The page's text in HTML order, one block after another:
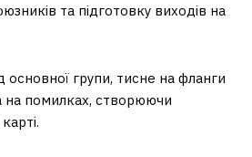
та підготовку виходів на
основної групи, тисне на фланги
на помилках, створюючи